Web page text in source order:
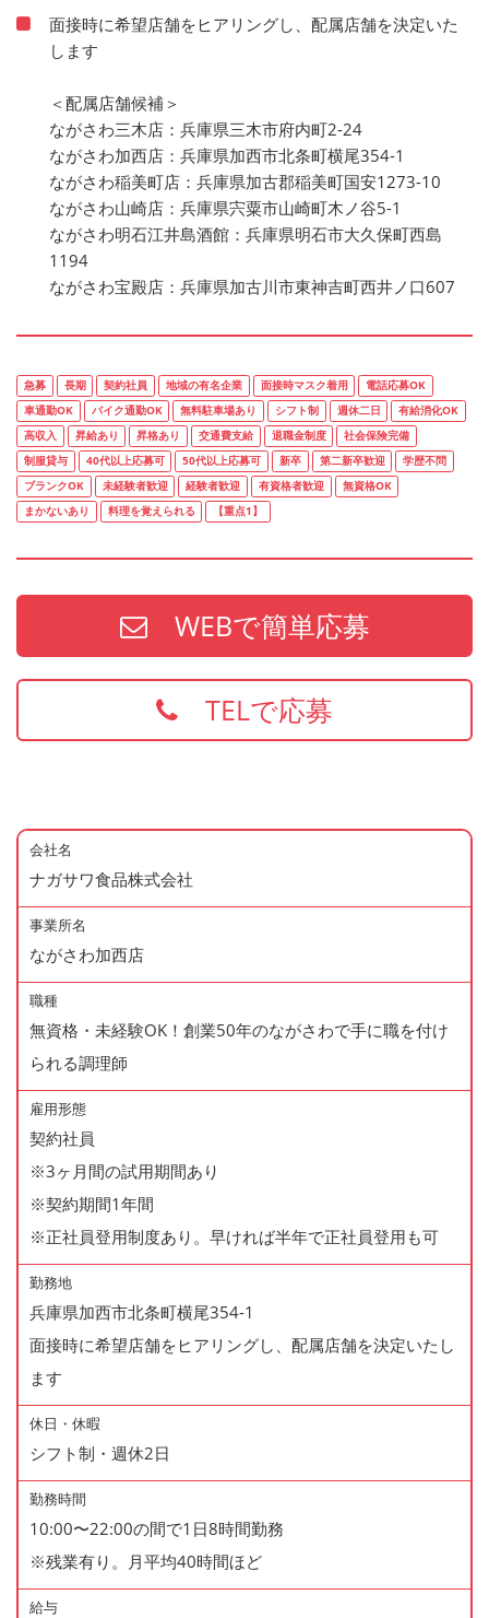
面接時に希望店舗をヒアリングし、配属店舗を決定いた
します
＜配属店舗候補＞
ながさわ三木店：兵庫県三木市府内町2-24
ながさわ加西店：兵庫県加西市北条町横尾354-1
ながさわ稲美町店：兵庫県加古郡稲美町国安1273-10
ながさわ山崎店：兵庫県宍粟市山崎町木ノ谷5-1
ながさわ明石江井島酒館：兵庫県明石市大久保町西島
1194
ながさわ宝殿店：兵庫県加古川市東神吉町西井ノ口607
急募 長期 契約社員 地域の有名企業 面接時マスク着用
電話応募OK
車通勤OK
バイク通勤OK 無料駐車場あり シフト制 週休二日
有給消化OK
高収入
昇給あり 昇格あり 交通費支給 退職金制度
社会保険完備
制服貸与
40代以上応募可 50代以上応募可 新卒 第二新卒歓迎
学歴不問
ブランクOK
未経験者歓迎 経験者歓迎 有資格者歓迎
無資格OK
まかないあり
料理を覚えられる 【重点1】
WEBで簡単応募
TELで応募
会社名
ナガサワ食品株式会社
事業所名
ながさわ加西店
職種
無資格・未経験OK！創業50年のながさわで手に職を付け
られる調理師
雇用形態
契約社員
※3ヶ月間の試用期間あり
※契約期間1年間
※正社員登用制度あり。早ければ半年で正社員登用も可
勤務地
兵庫県加西市北条町横尾354-1
面接時に希望店舗をヒアリングし、配属店舗を決定いたし
ます
休日・休暇
シフト制・週休2日
勤務時間
10:00〜22:00の間で1日8時間勤務
※残業有り。月平均40時間ほど
給与